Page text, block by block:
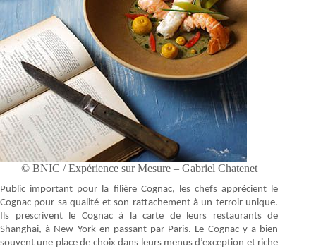
© BNIC / Expérience sur Mesure – Gabriel Chatenet
Public important pour la filière Cognac, les chefs apprécient le
Cognac pour sa qualité et son rattachement à un terroir unique.
Ils prescrivent le Cognac à la carte de leurs restaurants de
Shanghai, à New York en passant par Paris. Le Cognac y a bien
souvent une place de choix dans leurs menus d’exception et riche